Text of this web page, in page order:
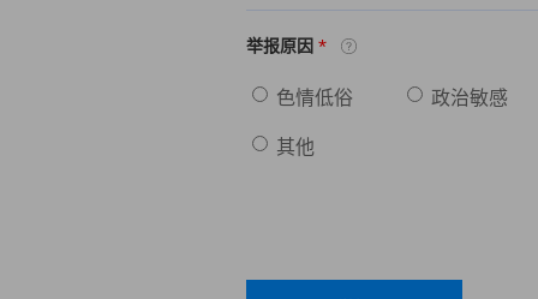
举报原因 *
色情低俗 政治敏感
其他